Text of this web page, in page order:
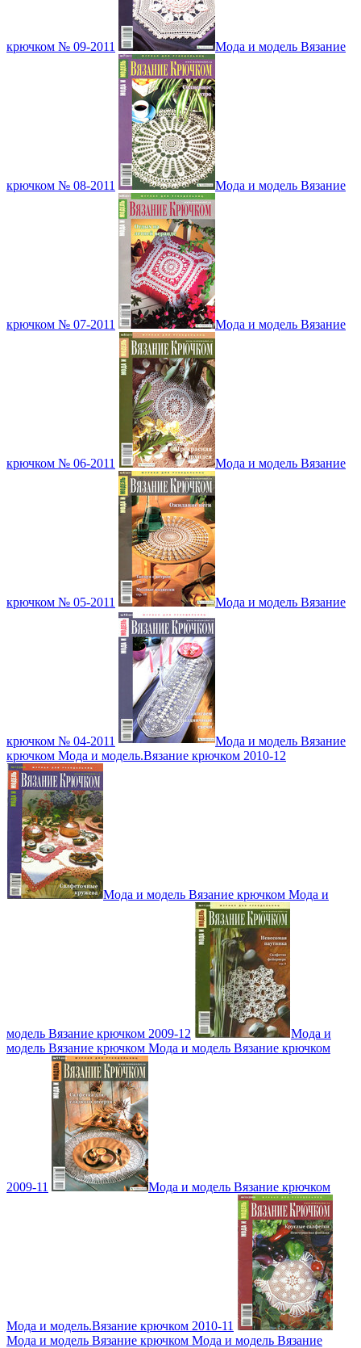
крючком № 09-2011 Мода и модель Вязание
крючком № 08-2011 Мода и модель Вязание
крючком № 07-2011 Мода и модель Вязание
крючком № 06-2011 Мода и модель Вязание
крючком № 05-2011 Мода и модель Вязание
крючком № 04-2011
Мода и модель Вязание
крючком Мода и модель.Вязание крючком 2010-12
Мода и модель Вязание крючком Мода и
модель Вязание крючком 2009-12
Мода и
модель Вязание крючком Мода и модель Вязание крючком
2009-11 Мода и модель Вязание крючком
Мода и модель.Вязание крючком 2010-11
Мода и модель Вязание крючком Мода и модель Вязание